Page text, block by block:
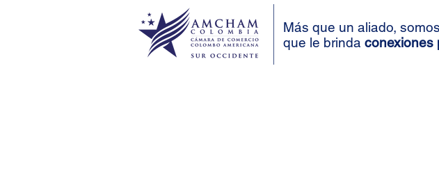
Colombia
Más que un aliado,
que le brinda conexiones